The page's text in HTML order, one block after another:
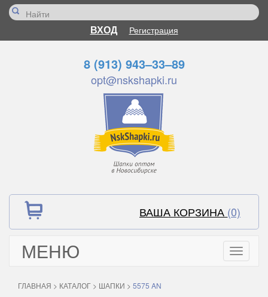
ВХОД Регистрация
8 (913) 943–33–89
opt@nskshapki.ru
ВАША КОРЗИНА (0)
МЕНЮ
Toggle
ГЛАВНАЯ > КАТАЛОГ > ШАПКИ > 5575 AN